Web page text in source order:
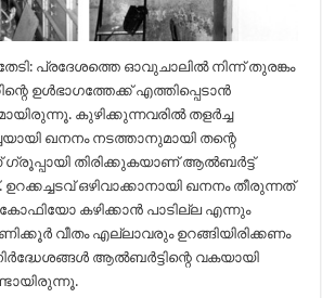
പ്രദേശത്തെ ഓവുചാലില്‍ നിന്ന് തുരങ്കം
ഉള്‍ഭാഗത്തേക്ക് എത്തിപ്പെടാന്‍
കുഴിക്കുന്നവരില്‍ തളര്‍ച്ച
ഖനനം നടത്താനുമായി തന്റെ
ഗ്രൂപ്പായി തിരിക്കുകയാണ് ആല്‍ബര്‍ട്ട്
ഒഴിവാക്കാനായി ഖനനം തീരുന്നത്
കഴിക്കാന്‍ പാടില്ല എന്നും
വീതം എല്ലാവരും ഉറങ്ങിയിരിക്കണം
ആല്‍ബര്‍ട്ടിന്റെ വകയായി